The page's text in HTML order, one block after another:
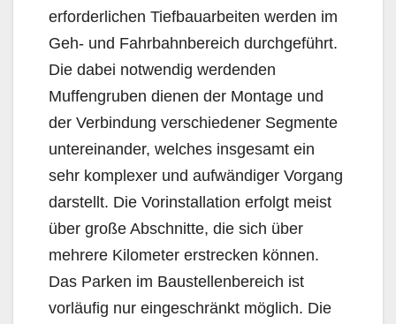
erforderlichen Tiefbauarbeiten werden im
Geh- und Fahrbahnbereich durchgeführt.
Die dabei notwendig werdenden
Muffengruben dienen der Montage und
der Verbindung verschiedener Segmente
untereinander, welches insgesamt ein
sehr komplexer und aufwändiger Vorgang
darstellt. Die Vorinstallation erfolgt meist
über große Abschnitte, die sich über
mehrere Kilometer erstrecken können.
Das Parken im Baustellenbereich ist
vorläufig nur eingeschränkt möglich. Die